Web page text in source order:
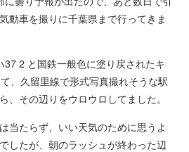
動車を撮りに千葉県まで行ってきま
2 と国鉄一般色に塗り戻されたキ
、久留里線で形式写真撮れそうな駅
、その辺りをウロウロしてました。
当たらず、いい天気のために思うよ
したが、朝のラッシュが終わった辺